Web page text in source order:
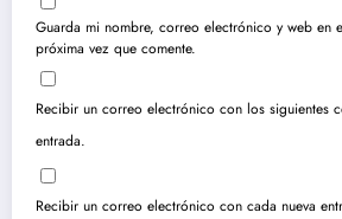
Guarda mi nombre, correo electrónico y web en
próxima vez que comente.
Recibir un correo electrónico con los siguientes
entrada.
Recibir un correo electrónico con cada nueva